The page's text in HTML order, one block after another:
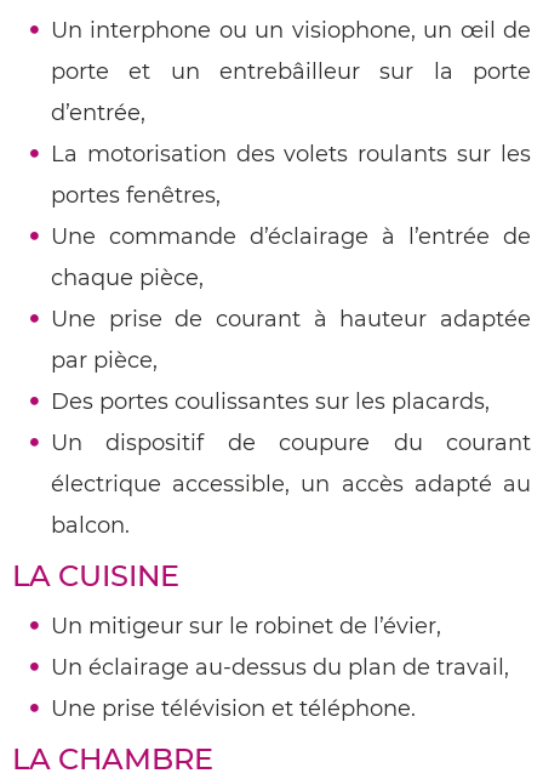
Un interphone ou un visiophone, un œil de
porte et un entrebâilleur sur la porte
d’entrée,
La motorisation des volets roulants sur les
portes fenêtres,
Une commande d’éclairage à l’entrée de
chaque pièce,
Une prise de courant à hauteur adaptée
par pièce,
Des portes coulissantes sur les placards,
Un dispositif de coupure du courant
électrique accessible, un accès adapté au
balcon.
LA CUISINE
Un mitigeur sur le robinet de l’évier,
Un éclairage au-dessus du plan de travail,
Une prise télévision et téléphone.
LA CHAMBRE